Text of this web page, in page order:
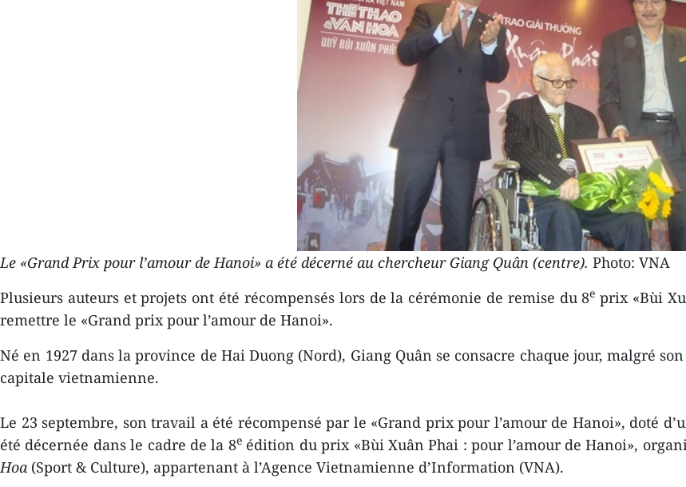
Le «Grand Prix pour l’amour de Hanoi» a été décerné au chercheur Giang Quân (centre). Photo: VNA
Plusieurs auteurs et projets ont été récompensés lors de la cérémonie de remise du 8e prix «Bùi
remettre le «Grand prix pour l’amour de Hanoi».
Né en 1927 dans la province de Hai Duong (Nord), Giang Quân se consacre chaque jour, malgré
capitale vietnamienne.
Le 23 septembre, son travail a été récompensé par le «Grand prix pour l’amour de Hanoi», doté
été décernée dans le cadre de la 8eédition du prix «Bùi Xuân Phai : pour l’amour de Hanoi»,
Hoa (Sport & Culture), appartenant à l’Agence Vietnamienne d’Information (VNA).